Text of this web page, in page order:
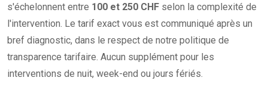
s'échelonnent entre 100 et 250 CHF selon la complexité de
l'intervention. Le tarif exact vous est communiqué après un
bref diagnostic, dans le respect de notre politique de
transparence tarifaire. Aucun supplément pour les
interventions de nuit, week-end ou jours fériés.